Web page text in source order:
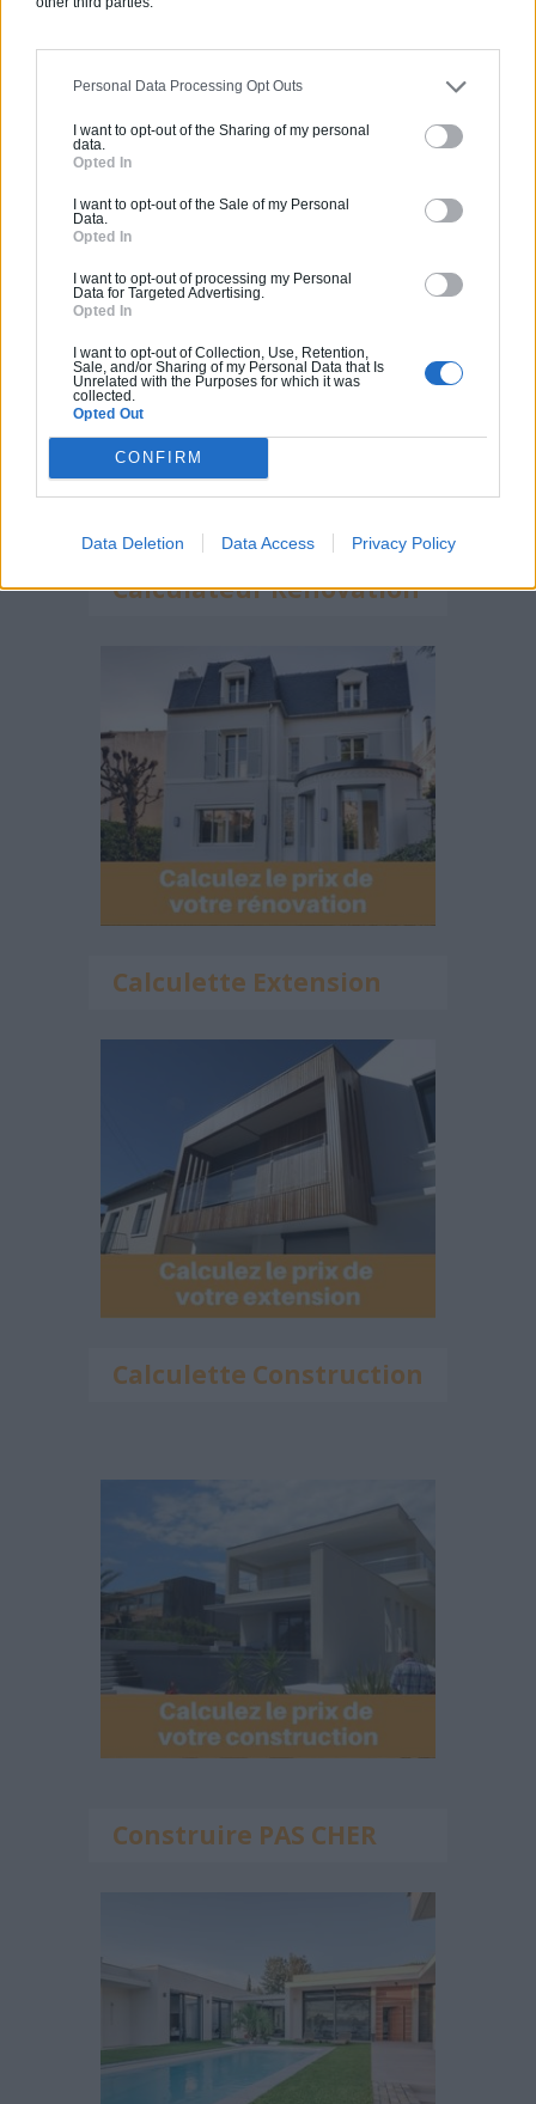
Personal Data Processing Opt Outs
I want to opt-out of the Sharing of my personal
data.
Opted In
I want to opt-out of the Sale of my Personal
Data.
Opted In
I want to opt-out of processing my Personal
Data for Targeted Advertising.
Opted In
I want to opt-out of Collection, Use, Retention,
Sale, and/or Sharing of my Personal Data that Is
Unrelated with the Purposes for which it was
collected.
Opted Out
CONFIRM
Data Deletion Data Access Privacy Policy
Comment aménager l’entrée
frais ?
Suivez-nous !
Calculateur Rénovation
Calculette Extension
Calculette Construction
Construire PAS CHER